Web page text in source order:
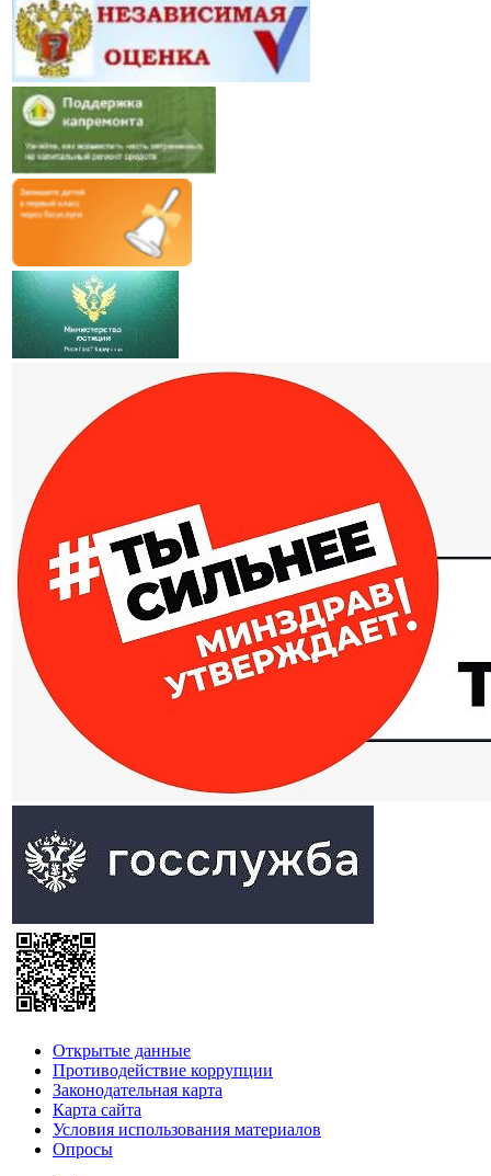
Открытые данные
Противодействие коррупции
Законодательная карта
Карта сайта
Условия использования материалов
Опросы